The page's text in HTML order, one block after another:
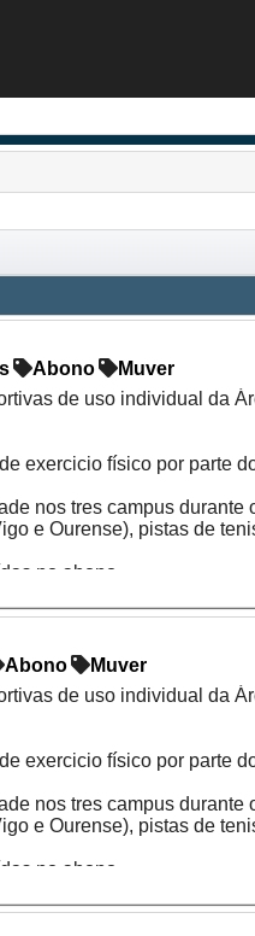
Abono
Muver
de uso individual da
exercicio físico por parte
nos tres campus durante
e Ourense), pistas de
no abono.
nas escolas
Abono
Muver
de uso individual da
exercicio físico por parte
nos tres campus durante
e Ourense), pistas de
no abono.
nas escolas